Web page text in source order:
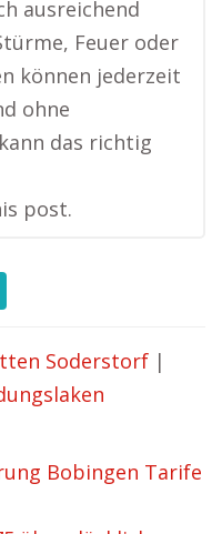
ausreichend
Feuer oder
können jederzeit
ohne
das richtig
post.
Soderstorf |
Bobingen Tarife